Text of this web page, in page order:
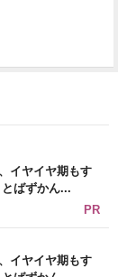
イヤイヤ期もす
ばずかん...
PR
イヤイヤ期もす